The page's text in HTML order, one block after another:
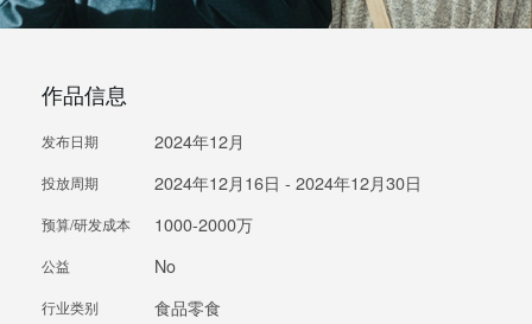
作品信息
发布日期 2024年12月
投放周期 2024年12月16日 - 2024年12月30日
预算/研发成本 1000-2000万
公益 No
行业类别 食品零食